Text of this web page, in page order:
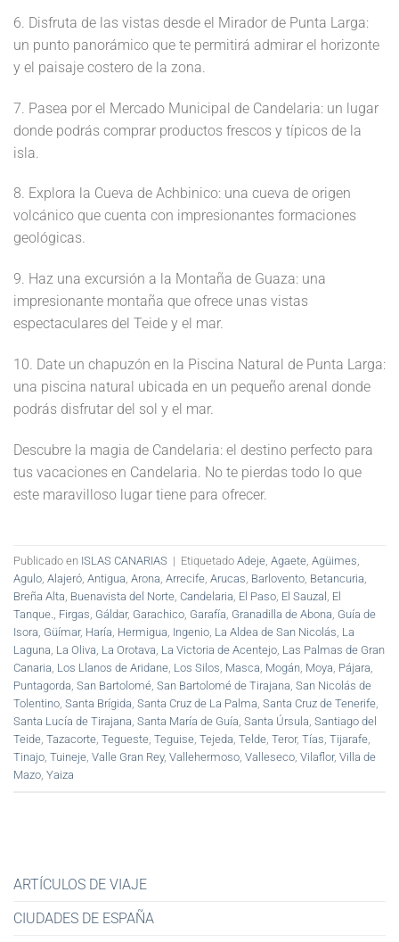
6. Disfruta de las vistas desde el Mirador de Punta Larga:
un punto panorámico que te permitirá admirar el horizonte
y el paisaje costero de la zona.
7. Pasea por el Mercado Municipal de Candelaria: un lugar
donde podrás comprar productos frescos y típicos de la
isla.
8. Explora la Cueva de Achbinico: una cueva de origen
volcánico que cuenta con impresionantes formaciones
geológicas.
9. Haz una excursión a la Montaña de Guaza: una
impresionante montaña que ofrece unas vistas
espectaculares del Teide y el mar.
10. Date un chapuzón en la Piscina Natural de Punta Larga:
una piscina natural ubicada en un pequeño arenal donde
podrás disfrutar del sol y el mar.
Descubre la magia de Candelaria: el destino perfecto para
tus vacaciones en Candelaria. No te pierdas todo lo que
este maravilloso lugar tiene para ofrecer.
Publicado en ISLAS CANARIAS | Etiquetado Adeje Agaete Agüimes
Agulo Alajeró Antigua Arona Arrecife Arucas Barlovento Betancuria
Breña Alta Buenavista del Norte Candelaria El Paso El Sauzal
El
Tanque.
Firgas Gáldar, Garachico Garafía Granadilla de Abona Guía de
Isora Güímar, Haría Hermigua Ingenio La Aldea de San Nicolás La
Laguna La Oliva La Orotava La Victoria de Acentejo Las Palmas de Gran
Canaria Los Llanos de Aridane Los Silos Masca Mogán Moya Pájara
Puntagorda San Bartolomé San Bartolomé de Tirajana San Nicolás de
Tolentino Santa Brígida Santa Cruz de La Palma Santa Cruz de Tenerife
Santa Lucía de Tirajana Santa María de Guía Santa Úrsula Santiago del
Teide Tazacorte Tegueste Teguise Tejeda Telde Teror, Tías Tijarafe
Tinajo Tuineje Valle Gran Rey, Vallehermoso Valleseco Vilaflor, Villa de
Mazo Yaiza
ARTÍCULOS DE VIAJE
CIUDADES DE ESPAÑA